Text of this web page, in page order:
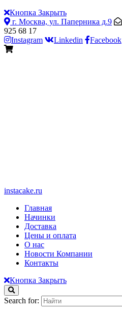
Кнопка Закрыть
г. Москва, ул. Паперника д.9
925 68 17
Instagram
Linkedin Facebook
instacake.ru
Главная
Начинки
Доставка
Цены и оплата
О нас
Новости Компании
Контакты
Кнопка Закрыть
Search for: